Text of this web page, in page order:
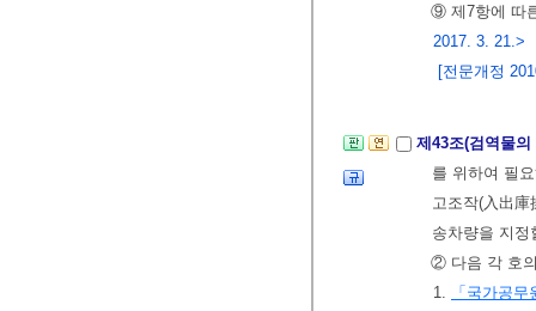
⑨ 제7항에 따
2017. 3. 21.>
[전문개정
제43조(검역물
를 위하여 필
고조작(入出
송차량을 지
② 다음 각 호
1.
「국가공무